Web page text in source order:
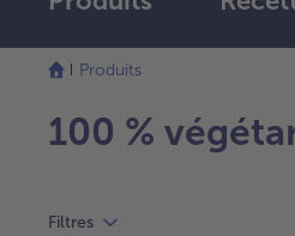
Produits
100 %
Filtres
La
liste
été
actualisée.